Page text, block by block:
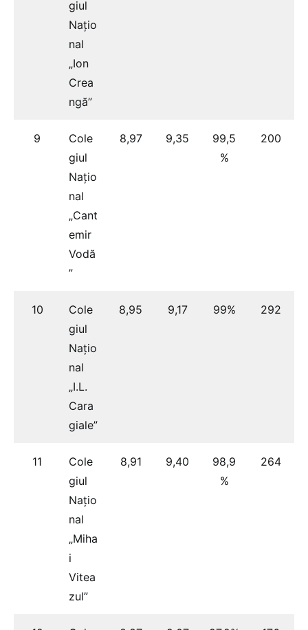
giul
Națio
nal
„Ion
Crea
ngă”
9
Cole
giul
Națio
nal
„Cant
emir
Vodă
”
8,97 9,35
99,5
%
200
10
Cole
giul
Națio
nal
„I.L.
Cara
giale”
8,95 9,17 99% 292
11
Cole
giul
Națio
nal
„Miha
i
Vitea
zul”
8,91 9,40
98,9
%
264